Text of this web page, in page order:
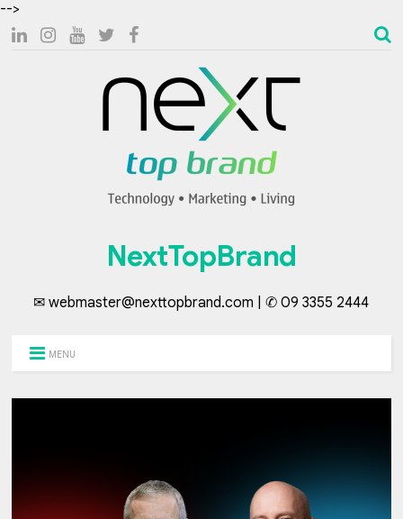
-->
NextTopBrand
✉ webmaster@nexttopbrand.com | ✆ 09 3355 2444
MENU